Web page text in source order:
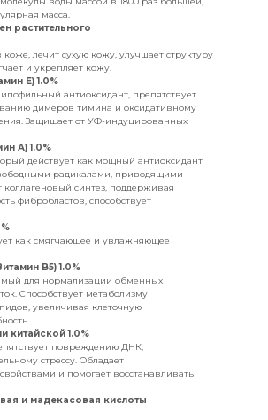
масса.
растительного
лечит сухую кожу, улучшает структуру
и укрепляет кожу.
Е) 1.0%
антиоксидант, препятствует
димеров тимина и оксидативному
Защищает от УФ-индуцированных
А) 1.0%
действует как мощный антиоксидант
радикалами, приводящими
синтез, поддерживая
фибробластов, способствует
как смягчающее и увлажняющее
B5) 1.0%
для нормализации обменных
Способствует метаболизму
увеличивая клеточную
китайской 1.0%
повреждению ДНК,
стрессу. Обладает
и помогает восстанавливать
и мадекасовая кислоты